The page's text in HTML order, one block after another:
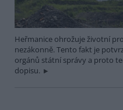
Heřmanice ohrožuje životní
nezákonně. Tento fakt je
orgánů státní správy a proto
dopisu.